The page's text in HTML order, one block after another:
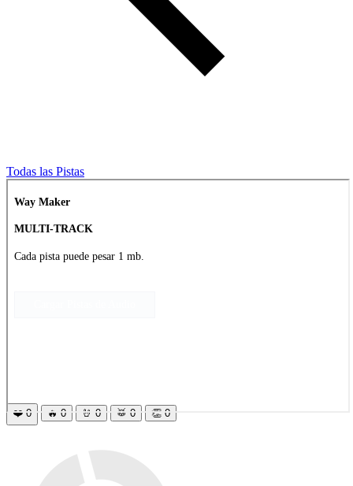
Todas las Pistas
❤️ 0 🔥 0 🤘 0 🥁 0 👏 0